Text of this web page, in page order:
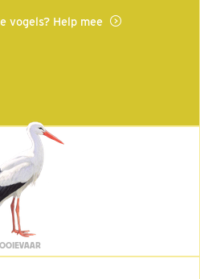
vogels? Help mee
OOIEVAAR